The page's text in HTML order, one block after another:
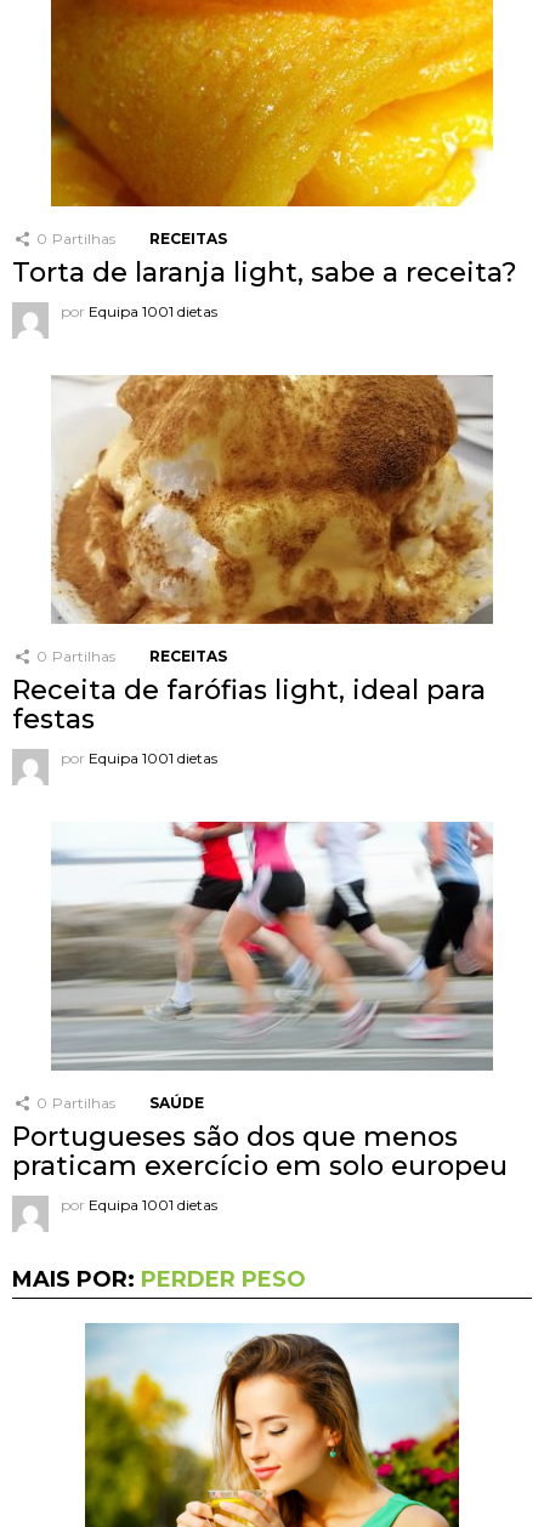
0 Partilhas RECEITAS
Torta de laranja light, sabe a receita?
por Equipa 1001 dietas
0 Partilhas RECEITAS
Receita de farófias light, ideal para
festas
por Equipa 1001 dietas
0 Partilhas SAÚDE
Portugueses são dos que menos
praticam exercício em solo europeu
por Equipa 1001 dietas
MAIS POR: PERDER PESO